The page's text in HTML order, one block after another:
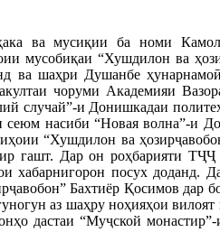
ва мусиқии ба номи
мусобиқаи “Хушдилон ва
ва шаҳри Душанбе
чоруми Академияи
случай”-и Донишкадаи
насиби “Новая волна”-и
“Хушдилон ва
гашт. Дар он роҳбарияти
хабарнигорон посух доданд.
Бахтиёр Қосимов дар
аз шаҳру ноҳияҳои
дастаи “Муҷской